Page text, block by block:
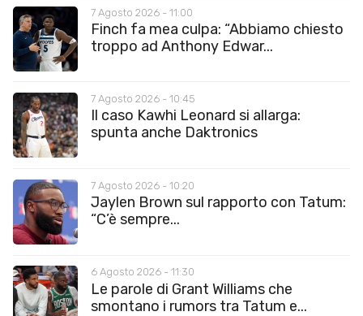
7 Agosto 2026 - 11:00
Finch fa mea culpa: “Abbiamo chiesto
troppo ad Anthony Edwar...
7 Agosto 2026 - 10:45
Il caso Kawhi Leonard si allarga:
spunta anche Daktronics
7 Agosto 2026 - 10:20
Jaylen Brown sul rapporto con Tatum:
“C’è sempre...
6 Agosto 2026 - 11:30
Le parole di Grant Williams che
smontano i rumors tra Tatum e...